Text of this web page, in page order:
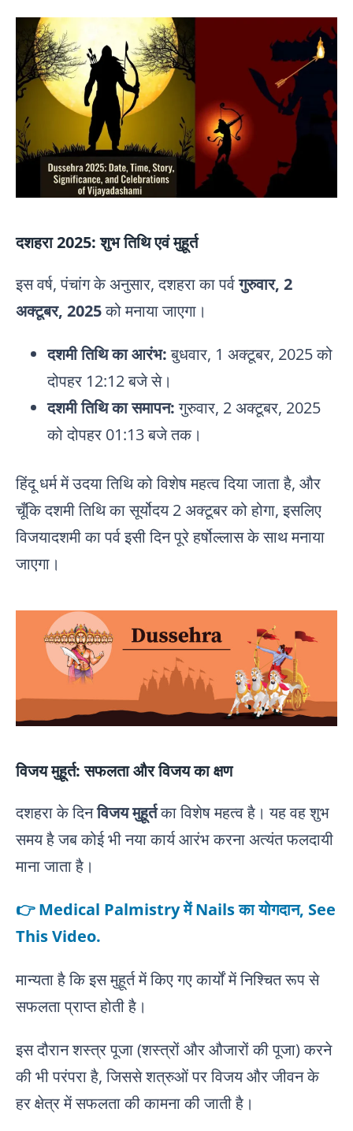
दशहरा 2025: शुभ तिथि एवं मुहूर्त
इस वर्ष, पंचांग के अनुसार, दशहरा का पर्वगुरुवार, 2
अक्टूबर, 2025को मनाया जाएगा।
दशमी तिथि का आरंभ:बुधवार, 1 अक्टूबर, 2025 को
दोपहर 12:12 बजे से।
दशमी तिथि का समापन:गुरुवार, 2 अक्टूबर, 2025
को दोपहर 01:13 बजे तक।
हिंदू धर्म में उदया तिथि को विशेष महत्व दिया जाता है, और
चूँकि दशमी तिथि का सूर्योदय 2 अक्टूबर को होगा, इसलिए
विजयादशमी का पर्व इसी दिन पूरे हर्षोल्लास के साथ मनाया
जाएगा।
विजय मुहूर्त: सफलता और विजय का क्षण
दशहरा के दिनविजय मुहूर्तका विशेष महत्व है। यह वह शुभ
समय है जब कोई भी नया कार्य आरंभ करना अत्यंत फलदायी
माना जाता है।
👉 Medical Palmistry में Nails का योगदान, See
This Video.
मान्यता है कि इस मुहूर्त में किए गए कार्यों में निश्चित रूप से
सफलता प्राप्त होती है।
इस दौरान शस्त्र पूजा (शस्त्रों और औजारों की पूजा) करने
की भी परंपरा है, जिससे शत्रुओं पर विजय और जीवन के
हर क्षेत्र में सफलता की कामना की जाती है।